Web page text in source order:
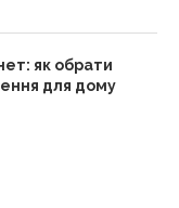
як обрати
для дому